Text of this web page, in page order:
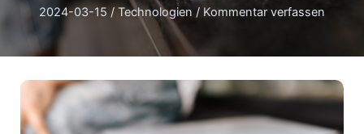
2024-03-15 / Technologien / Kommentar verfassen